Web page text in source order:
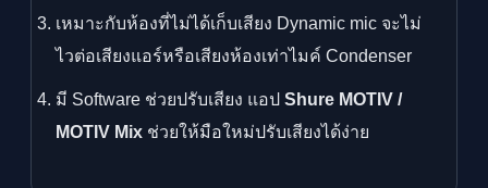
เหมาะกับห้องที่ไม่ได้เก็บเสียง Dynamic mic จะไม่
ไวต่อเสียงแอร์หรือเสียงห้องเท่าไมค์ Condenser
มี Software ช่วยปรับเสียง แอป Shure MOTIV /
MOTIV Mix ช่วยให้มือใหม่ปรับเสียงได้ง่าย